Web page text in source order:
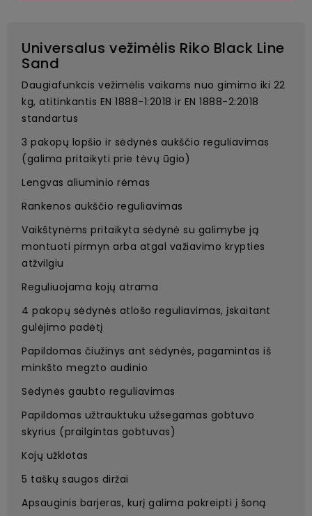
Universalus vežimėlis Riko Black Line
Sand
Daugiafunkcis vežimėlis vaikams nuo gimimo iki 22
kg, atitinkantis EN 1888-1:2018 ir EN 1888-2:2018
standartus
3 pakopų lopšio ir sėdynės aukščio reguliavimas
(galima pritaikyti prie tėvų ūgio)
Lengvas aliuminio rėmas
Rankenos aukščio reguliavimas
Vaikštynėms pritaikyta sėdynė su galimybe ją
montuoti pirmyn arba atgal važiavimo krypties
atžvilgiu
Reguliuojama kojų atrama
4 pakopų sėdynės atlošo reguliavimas, įskaitant
gulėjimo padėtį
Papildomas čiužinys ant sėdynės, pagamintas iš
minkšto megzto audinio
Sėdynės gaubto reguliavimas
Papildomas užtrauktuku užsegamas gobtuvo
skyrius (prailgintas gobtuvas)
Kojų užklotas
5 taškų saugos diržai
Apsauginis barjeras, kurį galima pakreipti į šoną